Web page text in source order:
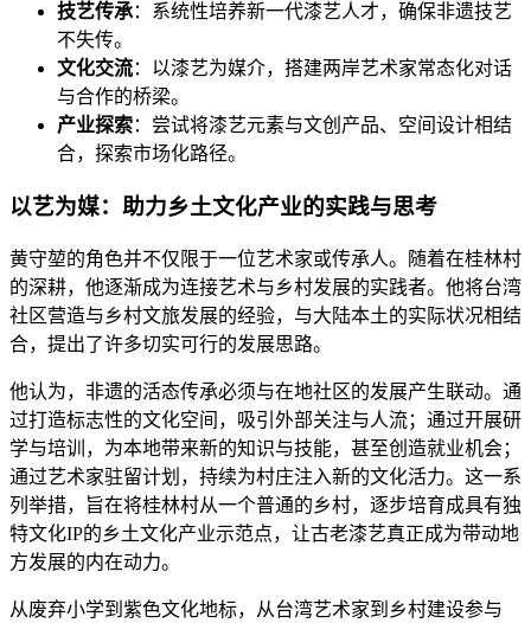
技艺传承：系统性培养新一代漆艺人才，确保非遗技艺
不失传。
文化交流：以漆艺为媒介，搭建两岸艺术家常态化对话
与合作的桥梁。
产业探索：尝试将漆艺元素与文创产品、空间设计相结
合，探索市场化路径。
以艺为媒：助力乡土文化产业的实践与思考
黄守堃的角色并不仅限于一位艺术家或传承人。随着在桂林村
的深耕，他逐渐成为连接艺术与乡村发展的实践者。他将台湾
社区营造与乡村文旅发展的经验，与大陆本土的实际状况相结
合，提出了许多切实可行的发展思路。
他认为，非遗的活态传承必须与在地社区的发展产生联动。通
过打造标志性的文化空间，吸引外部关注与人流；通过开展研
学与培训，为本地带来新的知识与技能，甚至创造就业机会；
通过艺术家驻留计划，持续为村庄注入新的文化活力。这一系
列举措，旨在将桂林村从一个普通的乡村，逐步培育成具有独
特文化IP的乡土文化产业示范点，让古老漆艺真正成为带动地
方发展的内在动力。
从废弃小学到紫色文化地标，从台湾艺术家到乡村建设参与